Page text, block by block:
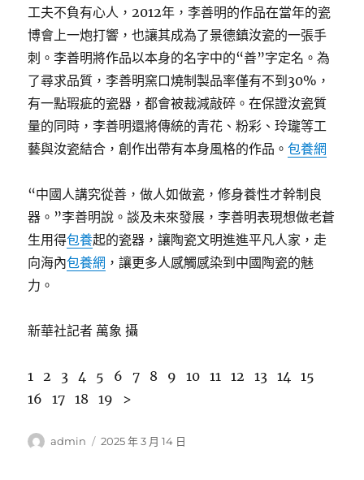
工夫不負有心人，2012年，李善明的作品在當年的瓷
博會上一炮打響，也讓其成為了景德鎮汝瓷的一張手
刺。李善明將作品以本身的名字中的“善”字定名。為
了尋求品質，李善明窯口燒制製品率僅有不到30%，
有一點瑕疵的瓷器，都會被裁減敲碎。在保證汝瓷質
量的同時，李善明還將傳統的青花、粉彩、玲瓏等工
藝與汝瓷結合，創作出帶有本身風格的作品。包養網
“中國人講究從善，做人如做瓷，修身養性才幹制良
器。”李善明說。談及未來發展，李善明表現想做老蒼
生用得包養起的瓷器，讓陶瓷文明進進平凡人家，走
向海內包養網 ，讓更多人感觸感染到中國陶瓷的魅
力。
新華社記者 萬象 攝
1 2 3 4 5 6 7 8 9 10 11 12 13 14 15
16 17 18 19 >
作
admin
發
2025 年 3 月 14 日